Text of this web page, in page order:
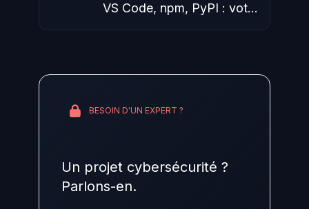
VS Code, npm, PyPI : votre
environnement de dev est devenu
BESOIN D'UN EXPERT ?
Un projet cybersécurité ?
Parlons-en.